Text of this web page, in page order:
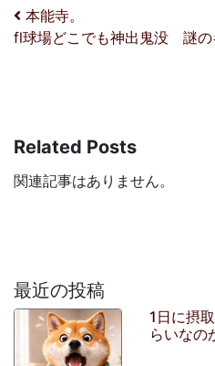
投稿ナビゲー
本能寺。
fl球場どこでも神出鬼没 謎の
Related Posts
関連記事はありません。
最近の投稿
1日に摂
らいなの